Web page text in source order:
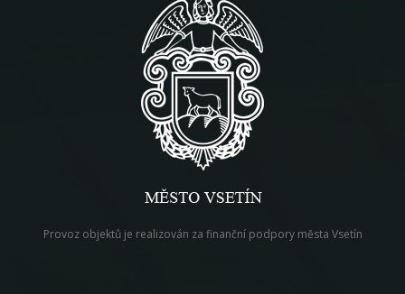
Provoz objektů je realizován za finanční podpory města Vsetín